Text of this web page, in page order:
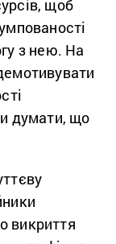
щоб
з нею. На
думати, що
викриття